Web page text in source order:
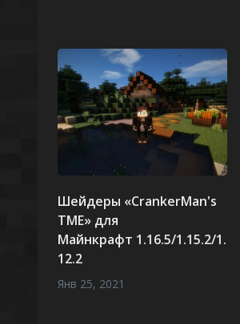
Шейдеры «CrankerMan's
TME» для
Майнкрафт 1.16.5/1.15.2/1.
12.2
Янв 25, 2021